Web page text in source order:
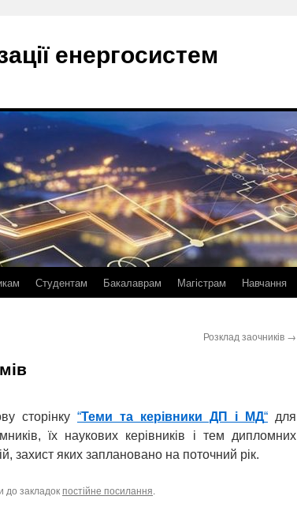
енергосистем
Студентам Бакалаврам Магістрам Навчання
Розклад заочників →
сторінку “Теми та керівники ДП і МД“ для
їх наукових керівників і тем дипломних
захист яких заплановано на поточний рік.
до закладокпостійне посилання.